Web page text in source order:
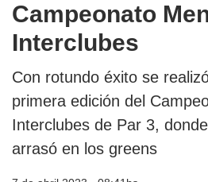
Campeonato
Interclubes
Con rotundo éxito se
primera edición del
Interclubes de Par 3,
arrasó en los greens